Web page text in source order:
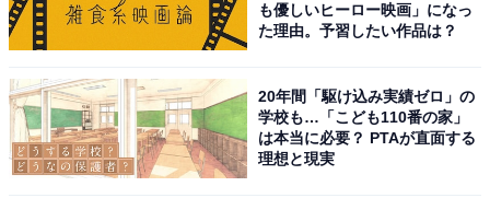
も優しいヒーロー映画」になっ
た理由。予習したい作品は？
20年間「駆け込み実績ゼロ」の
学校も…「こども110番の家」
は本当に必要？ PTAが直面する
理想と現実